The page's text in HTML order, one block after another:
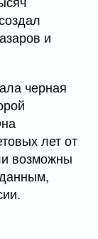
и
черная
лет от
возможны